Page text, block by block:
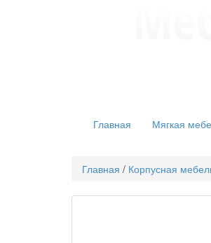
Главная Мягкая
Главная / Корпусная